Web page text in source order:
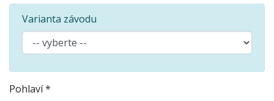
Varianta závodu
Pohlaví *